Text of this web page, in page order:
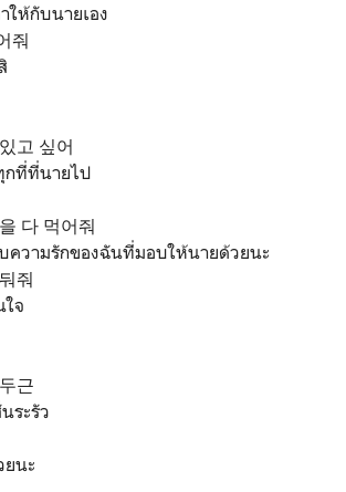
ห้กับนายเอง
줘
고 싶어
กที่ที่นายไป
다 먹어줘
ความรักของฉันที่มอบให้นายด้วยนะ
줘
ใจ
근
ระรัว
นะ